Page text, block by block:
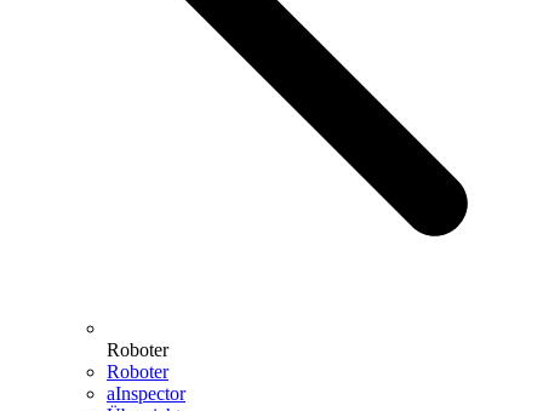
Roboter
Roboter
aInspector